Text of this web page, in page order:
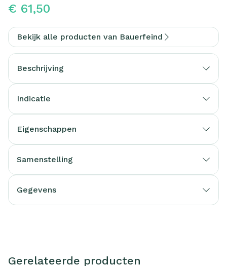
€ 61,50
Bekijk alle producten van Bauerfeind
Beschrijving
Indicatie
Eigenschappen
Samenstelling
Gegevens
Gerelateerde producten